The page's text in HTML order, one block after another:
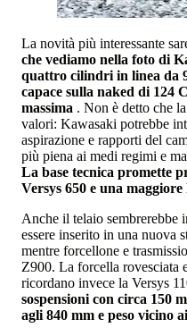
La novità più interessante
che vediamo nella foto di
quattro cilindri in linea da
capace sulla naked di 124
massima . Non è detto che
valori: Kawasaki potrebbe
aspirazione e rapporti del
più piena ai medi regimi e
La base tecnica promette
Versys 650 e una
Anche il telaio sembrerebbe
essere inserito in una nuova
mentre forcellone e
Z900. La forcella rovesciata
ricordano invece la Versys
sospensioni con circa 150
agli 840 mm e peso vicino